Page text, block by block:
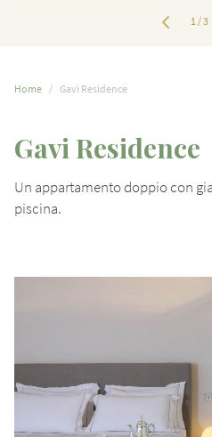
1/3
Home Gavi Residence
Gavi Residence
Un appartamento doppio con
piscina.